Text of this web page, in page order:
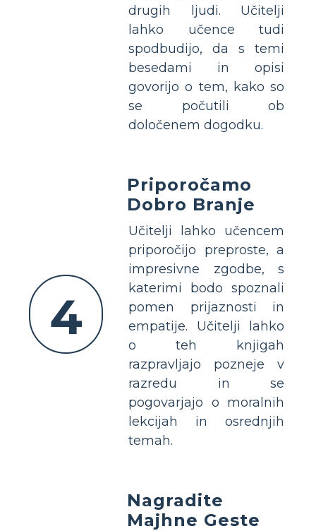
drugih ljudi. Učitelji
lahko učence tudi
spodbudijo, da s temi
besedami in opisi
govorijo o tem, kako so
se počutili ob
določenem dogodku.
4
Priporočamo
Dobro Branje
Učitelji lahko učencem
priporočijo preproste, a
impresivne zgodbe, s
katerimi bodo spoznali
pomen prijaznosti in
empatije. Učitelji lahko
o teh knjigah
razpravljajo pozneje v
razredu in se
pogovarjajo o moralnih
lekcijah in osrednjih
temah.
Nagradite
Majhne Geste